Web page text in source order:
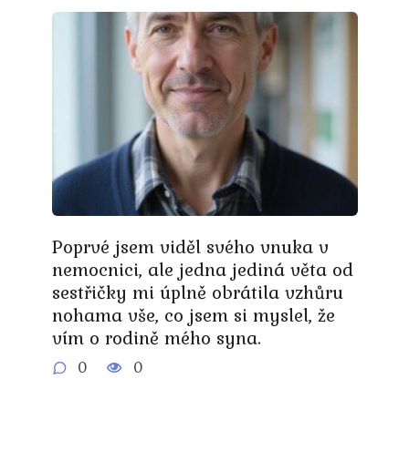
Poprvé jsem viděl svého vnuka v
nemocnici, ale jedna jediná věta od
sestřičky mi úplně obrátila vzhůru
nohama vše, co jsem si myslel, že
vím o rodině mého syna.
0 0